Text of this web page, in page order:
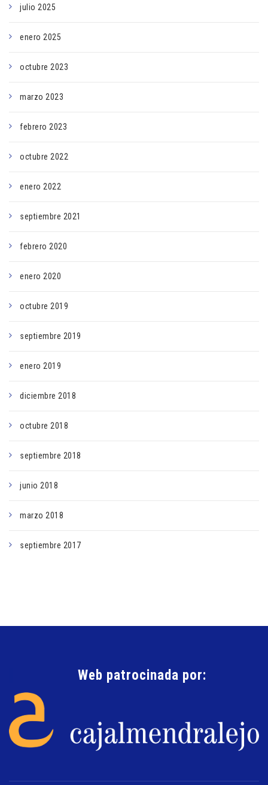
julio 2025
enero 2025
octubre 2023
marzo 2023
febrero 2023
octubre 2022
enero 2022
septiembre 2021
febrero 2020
enero 2020
octubre 2019
septiembre 2019
enero 2019
diciembre 2018
octubre 2018
septiembre 2018
junio 2018
marzo 2018
septiembre 2017
Web patrocinada por: